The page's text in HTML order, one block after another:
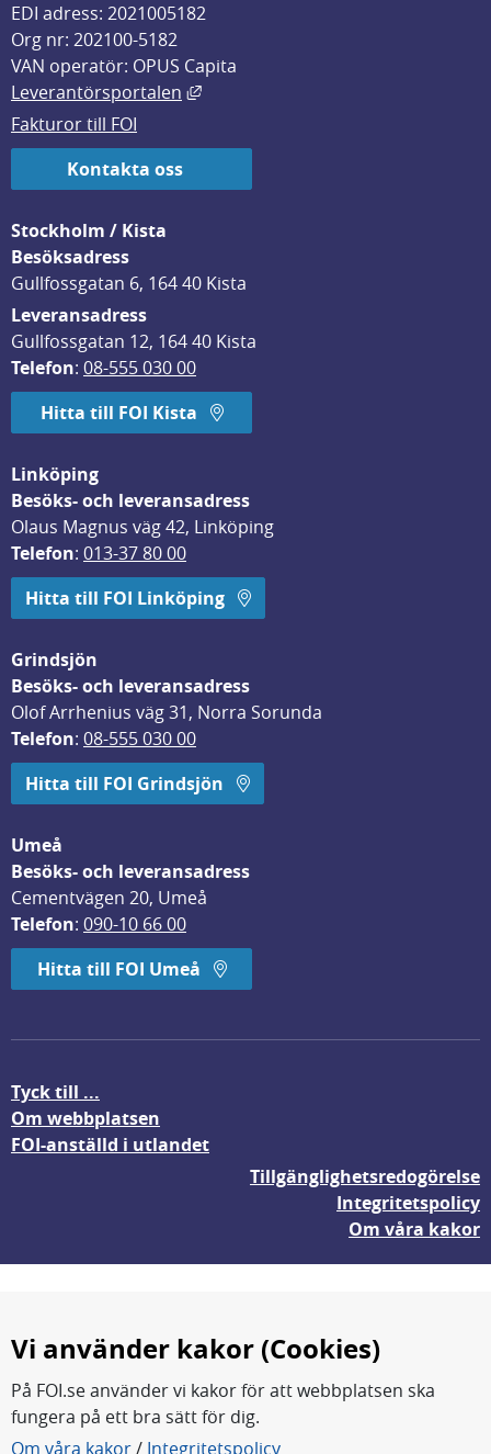
EDI adress: 2021005182
Org nr: 202100-5182
VAN operatör: OPUS Capita
Leverantörsportalen
Länk till annan webbplats, öppnas
Fakturor till FOI
Kontakta oss
Stockholm / Kista
Besöksadress
Gullfossgatan 6, 164 40 Kista
Leveransadress
Gullfossgatan 12, 164 40 Kista
Telefon: 08-555 030 00
Hitta till FOI Kista
Linköping
Besöks- och leveransadress
Olaus Magnus väg 42, Linköping
Telefon: 013-37 80 00
Hitta till FOI Linköping
Grindsjön
Besöks- och leveransadress
Olof Arrhenius väg 31, Norra Sorunda
Telefon: 08-555 030 00
Hitta till FOI Grindsjön
Umeå
Besöks- och leveransadress
Cementvägen 20, Umeå
Telefon: 090-10 66 00
Hitta till FOI Umeå
Tyck till ...
Om webbplatsen
FOI-anställd i utlandet
Tillgänglighetsredogörelse
Integritetspolicy
Om våra kakor
FOI forskar för en säkrare värld.
Vi använder kakor (Cookies)
På FOI.se använder vi kakor för att webbplatsen ska
fungera på ett bra sätt för dig.
Om våra kakor/ Integritetspolicy